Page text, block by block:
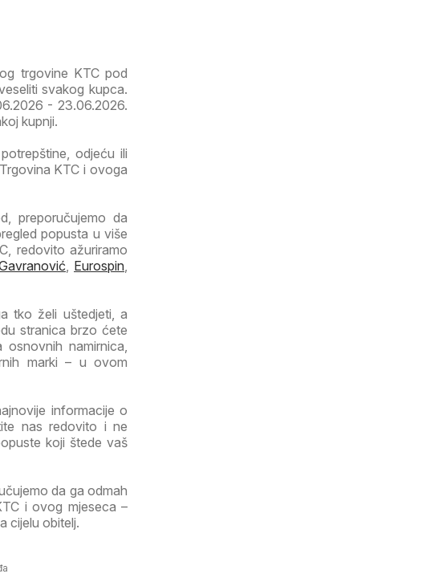
trgovine KTC pod
svakog kupca.
- 23.06.2026.
kupnji.
odjeću ili
KTC i ovoga
preporučujemo da
popusta u više
redovito ažuriramo
Eurospin
tko želi uštedjeti, a
stranica brzo ćete
namirnica,
marki – u ovom
informacije o
nas redovito i ne
koji štede vaš
da ga odmah
i ovog mjeseca –
cijelu obitelj.